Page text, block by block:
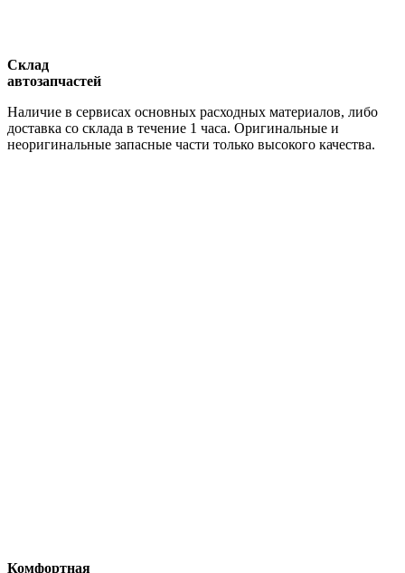
Склад
автозапчастей
Наличие в сервисах основных расходных материалов, либо
доставка со склада в течение 1 часа. Оригинальные и
неоригинальные запасные части только высокого качества.
Комфортная